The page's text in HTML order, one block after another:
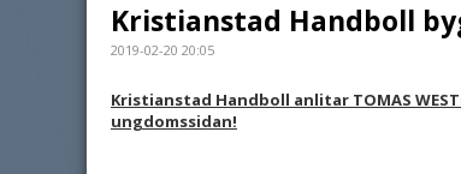
Kristianstad Handboll
2019-02-20 20:05
Kristianstad Handboll anlitar TOMAS
ungdomssidan!